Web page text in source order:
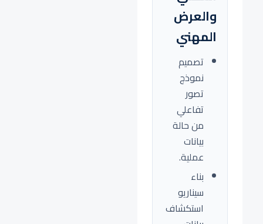
والعرض
المهني
تصميم
نموذج
تصور
تفاعلي
من حالة
بيانات
عملية.
بناء
سيناريو
استكشاف